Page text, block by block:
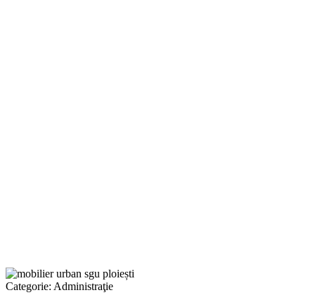
Categorie: Administraţie